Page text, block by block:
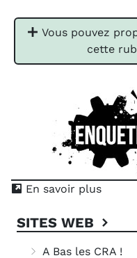
Vous pouvez
cette
En savoir plus
SITES WEB
A Bas les CRA !